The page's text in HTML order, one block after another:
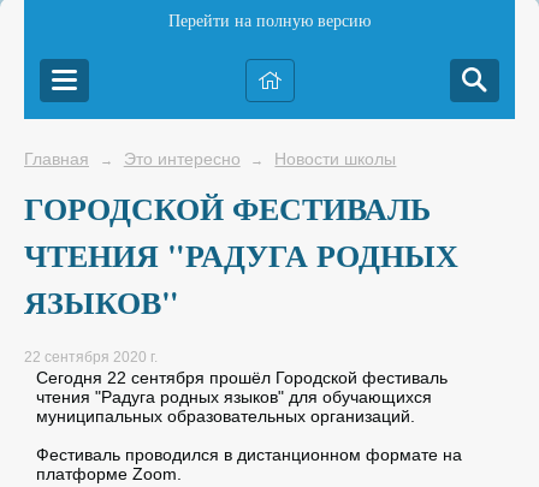
Перейти на полную версию
Главная → Это интересно → Новости школы
ГОРОДСКОЙ ФЕСТИВАЛЬ
ЧТЕНИЯ "РАДУГА РОДНЫХ
ЯЗЫКОВ"
22 сентября 2020 г.
Сегодня 22 сентября прошёл Городской фестиваль
чтения "Радуга родных языков" для обучающихся
муниципальных образовательных организаций.
Фестиваль проводился в дистанционном формате на
платформе Zoom.